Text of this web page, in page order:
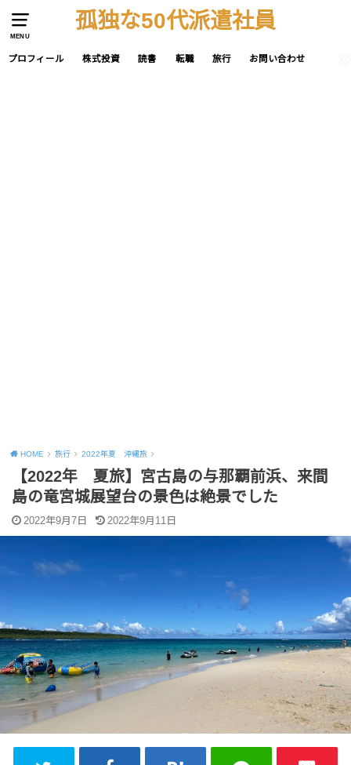
MENU
孤独な50代派遣社員
プロフィール 株式投資 読書 転職 旅行 お問い合わせ
HOME 旅行 2022年夏 沖縄旅
【2022年 夏旅】宮古島の与那覇前浜、来間
島の竜宮城展望台の景色は絶景でした
2022年9月7日 2022年9月11日